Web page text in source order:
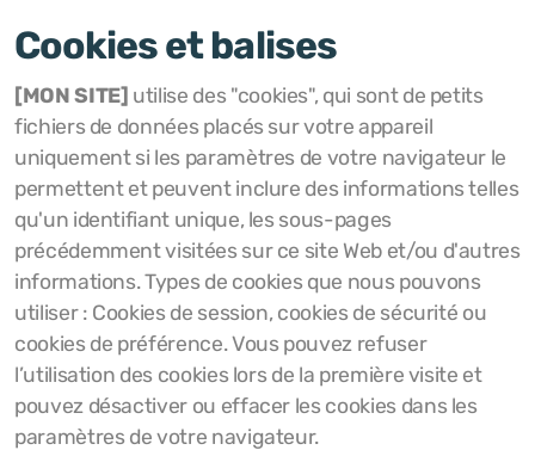
Cookies et balises
[MON SITE] utilise des "cookies", qui sont de petits
fichiers de données placés sur votre appareil
uniquement si les paramètres de votre navigateur le
permettent et peuvent inclure des informations telles
qu'un identifiant unique, les sous-pages
précédemment visitées sur ce site Web et/ou d'autres
informations. Types de cookies que nous pouvons
utiliser : Cookies de session, cookies de sécurité ou
cookies de préférence. Vous pouvez refuser
l’utilisation des cookies lors de la première visite et
pouvez désactiver ou effacer les cookies dans les
paramètres de votre navigateur.